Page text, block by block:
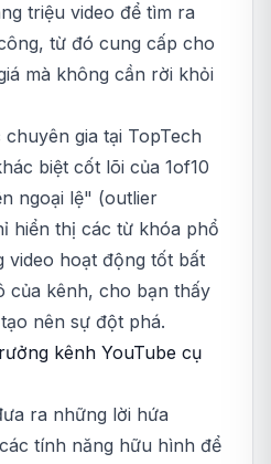
triệu video để tìm ra
từ đó cung cấp cho
mà không cần rời khỏi
gia tại TopTech
biệt cốt lõi của 1of10
ngoại lệ" (outlier
hiển thị các từ khóa phổ
video hoạt động tốt bất
của kênh, cho bạn thấy
nên sự đột phá.
kênh YouTube cụ
ra những lời hứa
tính năng hữu hình để